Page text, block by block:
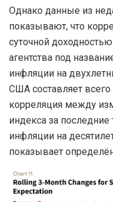
Однако данные из
показывают, что
суточной
агентства под
инфляции на
США составляет
корреляция между
индекса за
инфляции на
показывает